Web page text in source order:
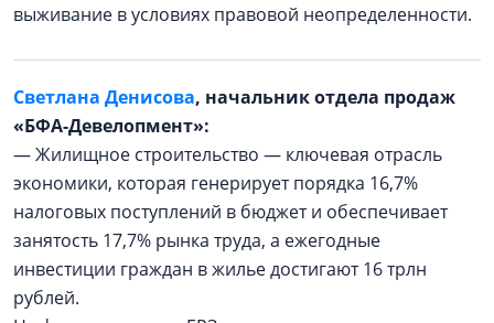
выживание в условиях правовой неопределенности.
Светлана Денисова, начальник отдела продаж
«БФА-Девелопмент»:
— Жилищное строительство — ключевая отрасль
экономики, которая генерирует порядка 16,7%
налоговых поступлений в бюджет и обеспечивает
занятость 17,7% рынка труда, а ежегодные
инвестиции граждан в жилье достигают 16 трлн
рублей.